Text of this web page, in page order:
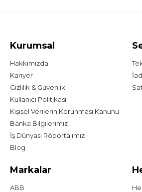
Kurumsal
Hakkımızda
Kariyer
Gizlilik & Güvenlik
Kullanıcı Politikası
Kişisel Verilerin Korunması Kanunu
Banka Bilgilerimiz
İş Dünyası Röportajımız
Blog
Markalar
ABB